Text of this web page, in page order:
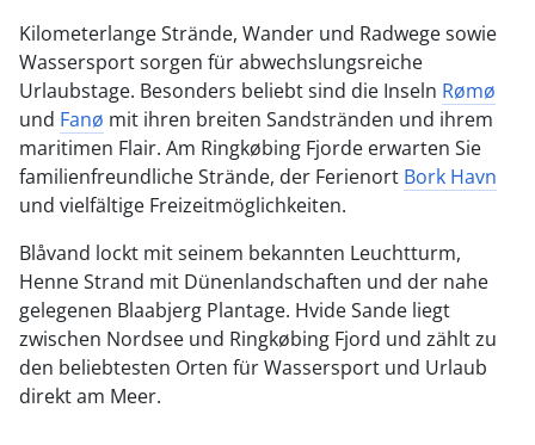
Kilometerlange Strände, Wander und Radwege sowie
Wassersport sorgen für abwechslungsreiche
Urlaubstage. Besonders beliebt sind die Inseln Rømø
und Fanø mit ihren breiten Sandstränden und ihrem
maritimen Flair. Am Ringkøbing Fjorde erwarten Sie
familienfreundliche Strände, der Ferienort Bork Havn
und vielfältige Freizeitmöglichkeiten.
Blåvand lockt mit seinem bekannten Leuchtturm,
Henne Strand mit Dünenlandschaften und der nahe
gelegenen Blaabjerg Plantage. Hvide Sande liegt
zwischen Nordsee und Ringkøbing Fjord und zählt zu
den beliebtesten Orten für Wassersport und Urlaub
direkt am Meer.